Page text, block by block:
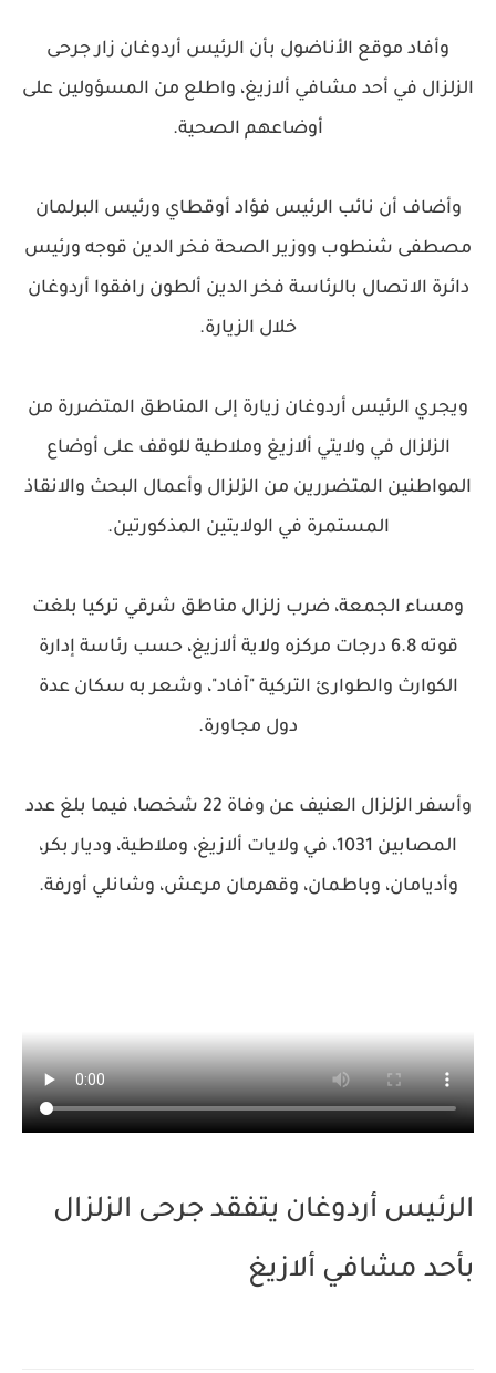
وأفاد موقع الأناضول بأن الرئيس أردوغان زار جرحى
الزلزال في أحد مشافي ألازيغ، واطلع من المسؤولين على
أوضاعهم الصحية.
وأضاف أن نائب الرئيس فؤاد أوقطاي ورئيس البرلمان
مصطفى شنطوب ووزير الصحة فخر الدين قوجه ورئيس
دائرة الاتصال بالرئاسة فخر الدين ألطون رافقوا أردوغان
خلال الزيارة.
ويجري الرئيس أردوغان زيارة إلى المناطق المتضررة من
الزلزال في ولايتي ألازيغ وملاطية للوقف على أوضاع
المواطنين المتضررين من الزلزال وأعمال البحث والانقاذ
المستمرة في الولايتين المذكورتين.
ومساء الجمعة، ضرب زلزال مناطق شرقي تركيا بلغت
قوته 6.8 درجات مركزه ولاية ألازيغ، حسب رئاسة إدارة
الكوارث والطوارئ التركية "آفاد"، وشعر به سكان عدة
دول مجاورة.
وأسفر الزلزال العنيف عن وفاة 22 شخصا، فيما بلغ عدد
المصابين 1031، في ولايات ألازيغ، وملاطية، وديار بكر،
وأديامان، وباطمان، وقهرمان مرعش، وشانلي أورفة.
الرئيس أردوغان يتفقد جرحى الزلزال
بأحد مشافي ألازيغ